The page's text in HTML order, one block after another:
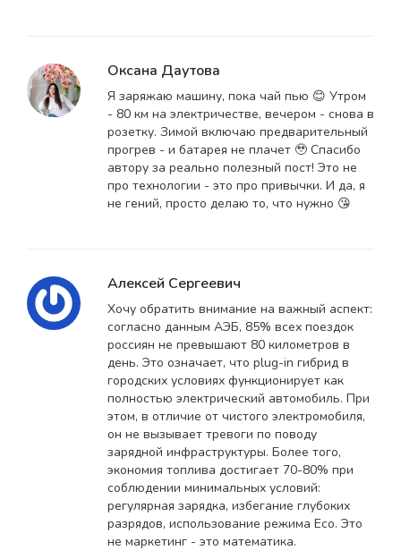
Оксана Даутова
Я заряжаю машину, пока чай пью 😊 Утром
- 80 км на электричестве, вечером - снова в
розетку. Зимой включаю предварительный
прогрев - и батарея не плачет 🥹 Спасибо
автору за реально полезный пост! Это не
про технологии - это про привычки. И да, я
не гений, просто делаю то, что нужно 😘
Алексей Сергеевич
Хочу обратить внимание на важный аспект:
согласно данным АЭБ, 85% всех поездок
россиян не превышают 80 километров в
день. Это означает, что plug-in гибрид в
городских условиях функционирует как
полностью электрический автомобиль. При
этом, в отличие от чистого электромобиля,
он не вызывает тревоги по поводу
зарядной инфраструктуры. Более того,
экономия топлива достигает 70-80% при
соблюдении минимальных условий:
регулярная зарядка, избегание глубоких
разрядов, использование режима Eco. Это
не маркетинг - это математика.